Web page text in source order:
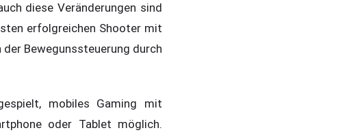
diese Veränderungen sind
erfolgreichen Shooter mit
Bewegunssteuerung durch
mobiles Gaming mit
oder Tablet möglich.